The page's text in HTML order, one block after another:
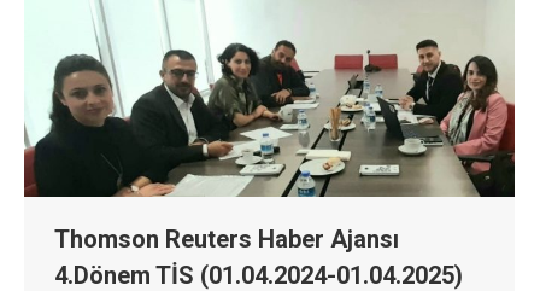
Thomson Reuters Haber Ajansı
4.Dönem TİS (01.04.2024-01.04.2025)